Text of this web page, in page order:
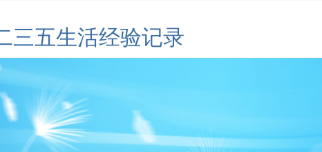
三五生活经验记录